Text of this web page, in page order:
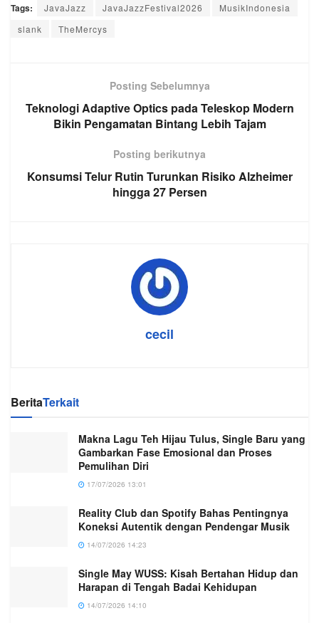
Tags: JavaJazz JavaJazzFestival2026
MusikIndonesia
slank
TheMercys
Posting Sebelumnya
Teknologi Adaptive Optics pada Teleskop Modern
Bikin Pengamatan Bintang Lebih Tajam
Posting berikutnya
Konsumsi Telur Rutin Turunkan Risiko Alzheimer
hingga 27 Persen
cecil
BeritaTerkait
Makna Lagu Teh Hijau Tulus, Single Baru yang
Gambarkan Fase Emosional dan Proses
Pemulihan Diri
17/07/2026 13:01
Reality Club dan Spotify Bahas Pentingnya
Koneksi Autentik dengan Pendengar Musik
14/07/2026 14:23
Single May WUSS: Kisah Bertahan Hidup dan
Harapan di Tengah Badai Kehidupan
14/07/2026 14:10